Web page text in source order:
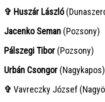
✞ Huszár László
Jacenko Seman (Pozsony)
Pálszegi Tibor (Pozsony)
Urbán Csongor (Nagykapos)
✞ Vavreczky József